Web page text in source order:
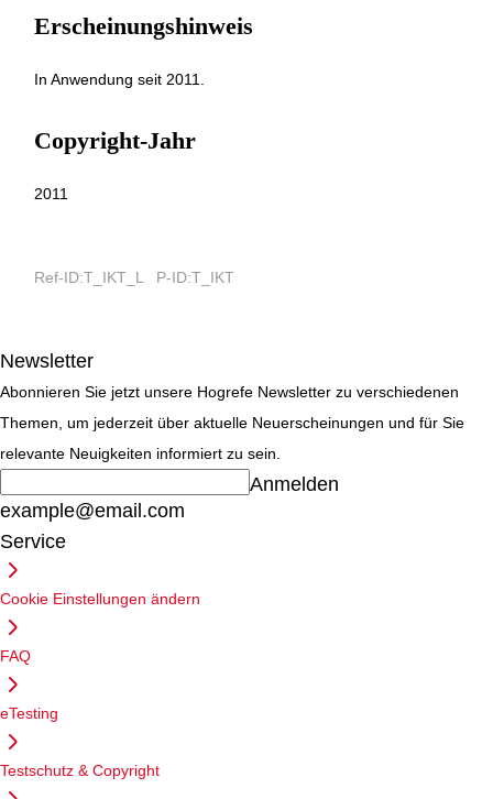
Erscheinungshinweis
In Anwendung seit 2011.
Copyright-Jahr
2011
Ref-ID:T_IKT_L P-ID:T_IKT
Newsletter
Abonnieren Sie jetzt unsere Hogrefe Newsletter zu verschiedenen
Themen, um jederzeit über aktuelle Neuerscheinungen und für Sie
relevante Neuigkeiten informiert zu sein.
example@email.com
Anmelden
Service
Cookie Einstellungen ändern
FAQ
eTesting
Testschutz & Copyright